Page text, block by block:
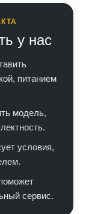
у нас
питанием
модель,
условия,
сервис.